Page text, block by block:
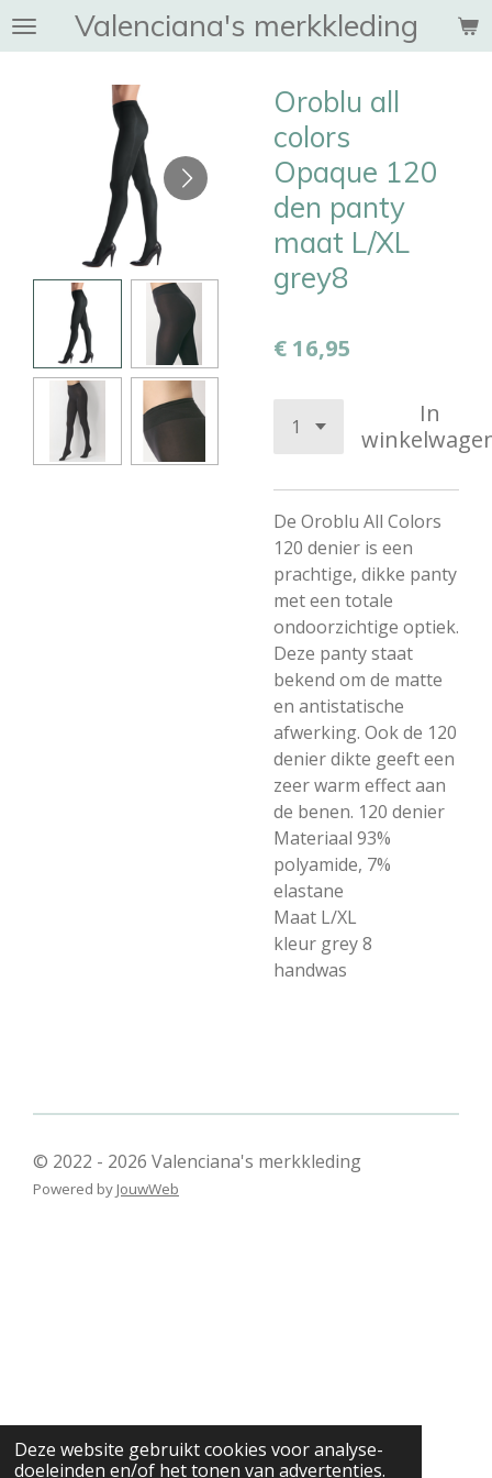
Deze website gebruikt cookies voor analyse-
doeleinden en/of het tonen van advertenties.
Ga
direct
hoofdinhoud
Valenciana's merkkleding
Oroblu all
colors
Opaque 120
den panty
maat L/XL
grey8
€ 16,95
In
De Oroblu All Colors
120 denier is een
prachtige, dikke panty
met een totale
ondoorzichtige optiek.
Deze panty staat
bekend om de matte
en antistatische
afwerking. Ook de 120
denier dikte geeft een
zeer warm effect aan
de benen. 120 denier
Materiaal 93%
polyamide, 7%
elastane
Maat L/XL
kleur grey 8
handwas
© 2022 - 2026 Valenciana's merkkleding
Powered by JouwWeb